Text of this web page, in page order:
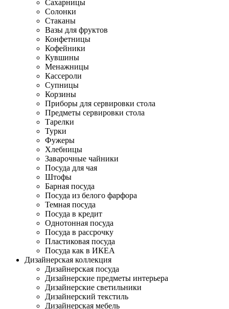
Сахарницы
Солонки
Стаканы
Вазы для фруктов
Конфетницы
Кофейники
Кувшины
Менажницы
Кассероли
Супницы
Корзины
Приборы для сервировки стола
Предметы сервировки стола
Тарелки
Турки
Фужеры
Хлебницы
Заварочные чайники
Посуда для чая
Штофы
Барная посуда
Посуда из белого фарфора
Темная посуда
Посуда в кредит
Однотонная посуда
Посуда в рассрочку
Пластиковая посуда
Посуда как в ИКЕА
Дизайнерская коллекция
Дизайнерская посуда
Дизайнерские предметы интерьера
Дизайнерские светильники
Дизайнерский текстиль
Дизайнерская мебель